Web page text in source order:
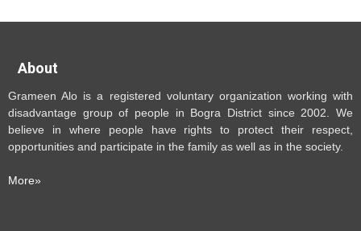
About
Grameen Alo is a registered voluntary organization working with
disadvantage group of people in Bogra District since 2002. We
believe in where people have rights to protect their respect,
opportunities and participate in the family as well as in the society.
More»